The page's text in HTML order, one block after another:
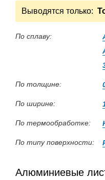
Выводятся только:
По сплаву:
По толщине:
По ширине:
По термообработке:
По типу поверхности:
Алюминиевые